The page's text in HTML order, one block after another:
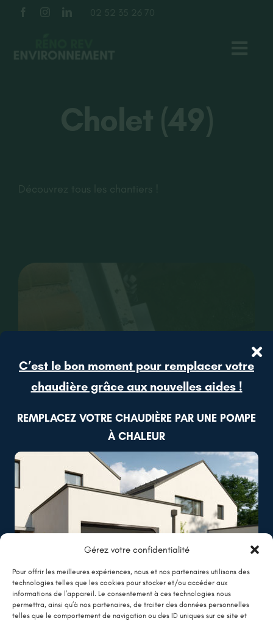
Gérez votre confidentialité
Pour offrir les meilleures expériences, nous et nos partenaires utilisons des
technologies telles que les cookies pour stocker et/ou accéder aux
informations de l’appareil. Le consentement à ces technologies nous
permettra, ainsi qu’à nos partenaires, de traiter des données personnelles
telles que le comportement de navigation ou des ID uniques sur ce site et
Passer
02 52 35 26 70
RECRUTEMENT
Cholet (49)
Découvrez tous les chantiers !
Cholet (49)
Lire plus
C’est le bon moment pour remplacer votre
chaudière grâce aux nouvelles aides !
REMPLACEZ VOTRE CHAUDIÈRE PAR UNE POMPE
À CHALEUR